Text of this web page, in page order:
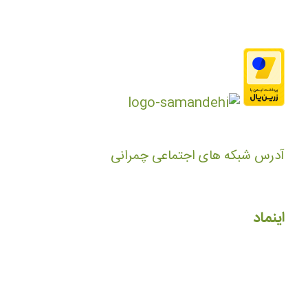
آدرس شبکه های اجتماعی چمرانی
اینماد